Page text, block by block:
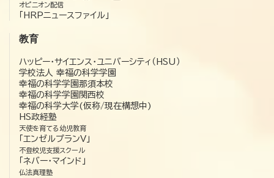
オピニオン配信
「HRPニュースファイル」
教育
ハッピー・サイエンス・ユニバーシティ（HSU）
学校法人 幸福の科学学園
幸福の科学学園那須本校
幸福の科学学園関西校
幸福の科学大学(仮称/現在構想中)
HS政経塾
天使を育てる幼児教育
「エンゼルプランV」
不登校児支援スクール
「ネバー・マインド」
仏法真理塾